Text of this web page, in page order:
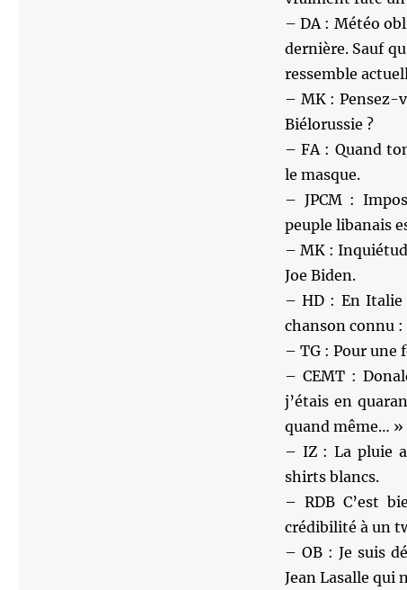
– DA : Météo
dernière. Sauf
ressemble
– MK : Pensez-
Biélorussie ?
– FA : Quand
le masque.
– JPCM :
peuple libanais
– MK :
Joe Biden.
– HD : En Italie
chanson connu :
– TG : Pour une
– CEMT :
j’étais en
quand même… »
– IZ : La pluie
shirts blancs.
– RDB C’est
crédibilité à un
– OB : Je suis
Jean Lasalle qui